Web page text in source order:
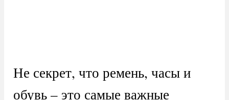
Не секрет, что ремень, часы и
обувь – это самые важные